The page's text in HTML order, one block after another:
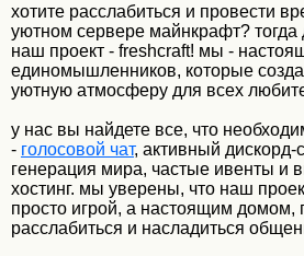
хотите расслабиться и провести
уютном сервере майнкрафт? тогда
наш проект - freshcraft! мы -
единомышленников, которые
уютную атмосферу для всех
у нас вы найдете все, что
- голосовой чат, активный дискорд-
генерация мира, частые ивенты и
хостинг. мы уверены, что наш
просто игрой, а настоящим домом,
расслабиться и насладиться